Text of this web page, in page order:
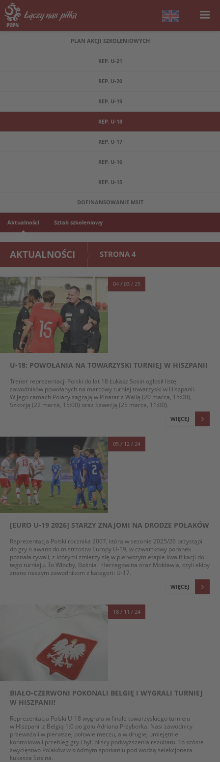
PLAN AKCJI SZKOLENIOWYCH
REP. U-21
REP. U-20
REP. U-19
REP. U-18
REP. U-17
REP. U-16
REP. U-15
DOFINANSOWANIE MSIT
Aktualności Sztab szkoleniowy
AKTUALNOŚCI STRONA 4
04 / 03 / 25
U-18: POWOŁANIA NA TOWARZYSKI TURNIEJ W HISZPANII
Trener reprezentacji Polski do lat 18 Łukasz Sosin ogłosił listę
zawodników powołanych na marcowy turniej towarzyski w Hiszpanii.
W jego ramach Polacy zagrają w Pinatar z Walią (20 marca, 15:00),
Szkocją (22 marca, 15:00) oraz Szwecją (25 marca, 11:00).
WIĘCEJ
05 / 12 / 24
[EURO U-19 2026] STARZY ZNAJOMI NA DRODZE POLAKÓW
Reprezentacja Polski rocznika 2007, która w sezonie 2025/26 przystąpi
do gry o awans do mistrzostw Europy U-19, w czwartkowy poranek
poznała rywali, z którymi zmierzy się w pierwszym etapie kwalifikacji do
tego turnieju. To Włochy, Bośnia i Hercegowina oraz Mołdawia, czyli ekipy
znane naszym zawodnikom z kategorii U-17.
WIĘCEJ
18 / 11 / 24
BIAŁO-CZERWONI POKONALI BELGIĘ I WYGRALI TURNIEJ
W HISZPANII!
Reprezentacja Polski U-18 wygrała w finale towarzyskiego turnieju
w Hiszpanii z Belgią 1:0 po golu Adriana Przyborka. Nasi zawodnicy
przeważali w pierwszej połowie meczu, a w drugiej umiejętnie
kontrolowali przebieg gry i byli bliscy podwyższenia rezultatu. To szóste
zwycięstwo Polaków w siódmym spotkaniu pod wodzą selekcjonera
Łukasza Sosina.